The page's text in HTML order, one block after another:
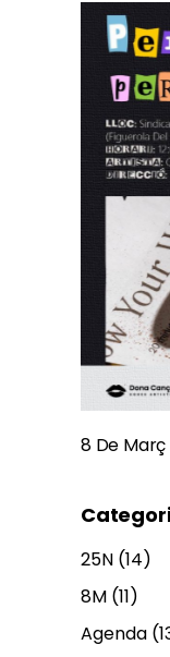
8 De
25N (14)
8M (11)
Agenda